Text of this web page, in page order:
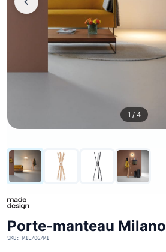
1 / 4
Porte-manteau Milano
SKU: MIL/06/MI